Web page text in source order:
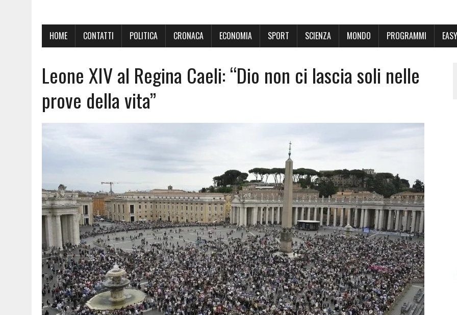
HOME CONTATTI POLITICA CRONACA ECONOMIA SPORT SCIENZA MONDO PROGRAMMI
Leone XIV al Regina Caeli: “Dio non ci lascia soli nelle
prove della vita”